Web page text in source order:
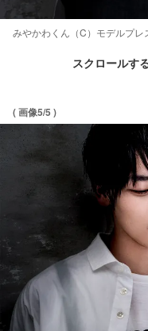
みやかわくん（C）モデルプレ
スクロールす
( 画像5/5 )